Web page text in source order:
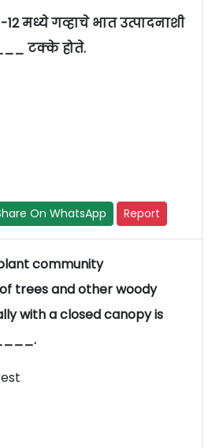
12 मध्ये गव्हाचे भात उत्पादनाशी
टक्के होते.
On WhatsApp Report
community
trees and other woody
with a closed canopy is